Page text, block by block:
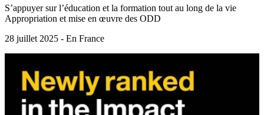
S’appuyer sur l’éducation et la formation tout au long de la vie
Appropriation et mise en œuvre des ODD
28 juillet 2025 - En France